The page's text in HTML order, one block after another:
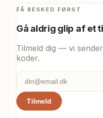
FÅ BESKED FØRST
Gå aldrig glip af et
Tilmeld dig — vi
koder.
Tilmeld